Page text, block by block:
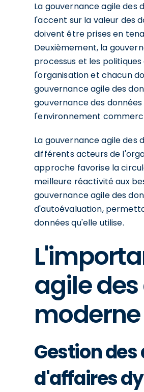
La gouvernance agile des
l'accent sur la valeur des
doivent être prises en
Deuxièmement, la
processus et les
l'organisation et chacun
gouvernance agile des
gouvernance des
l'environnement
La gouvernance agile des
différents acteurs de
approche favorise la
meilleure réactivité aux
gouvernance agile des
d'autoévaluation,
données qu'elle utilise.
agile
moderne
Gestion
d'affaires